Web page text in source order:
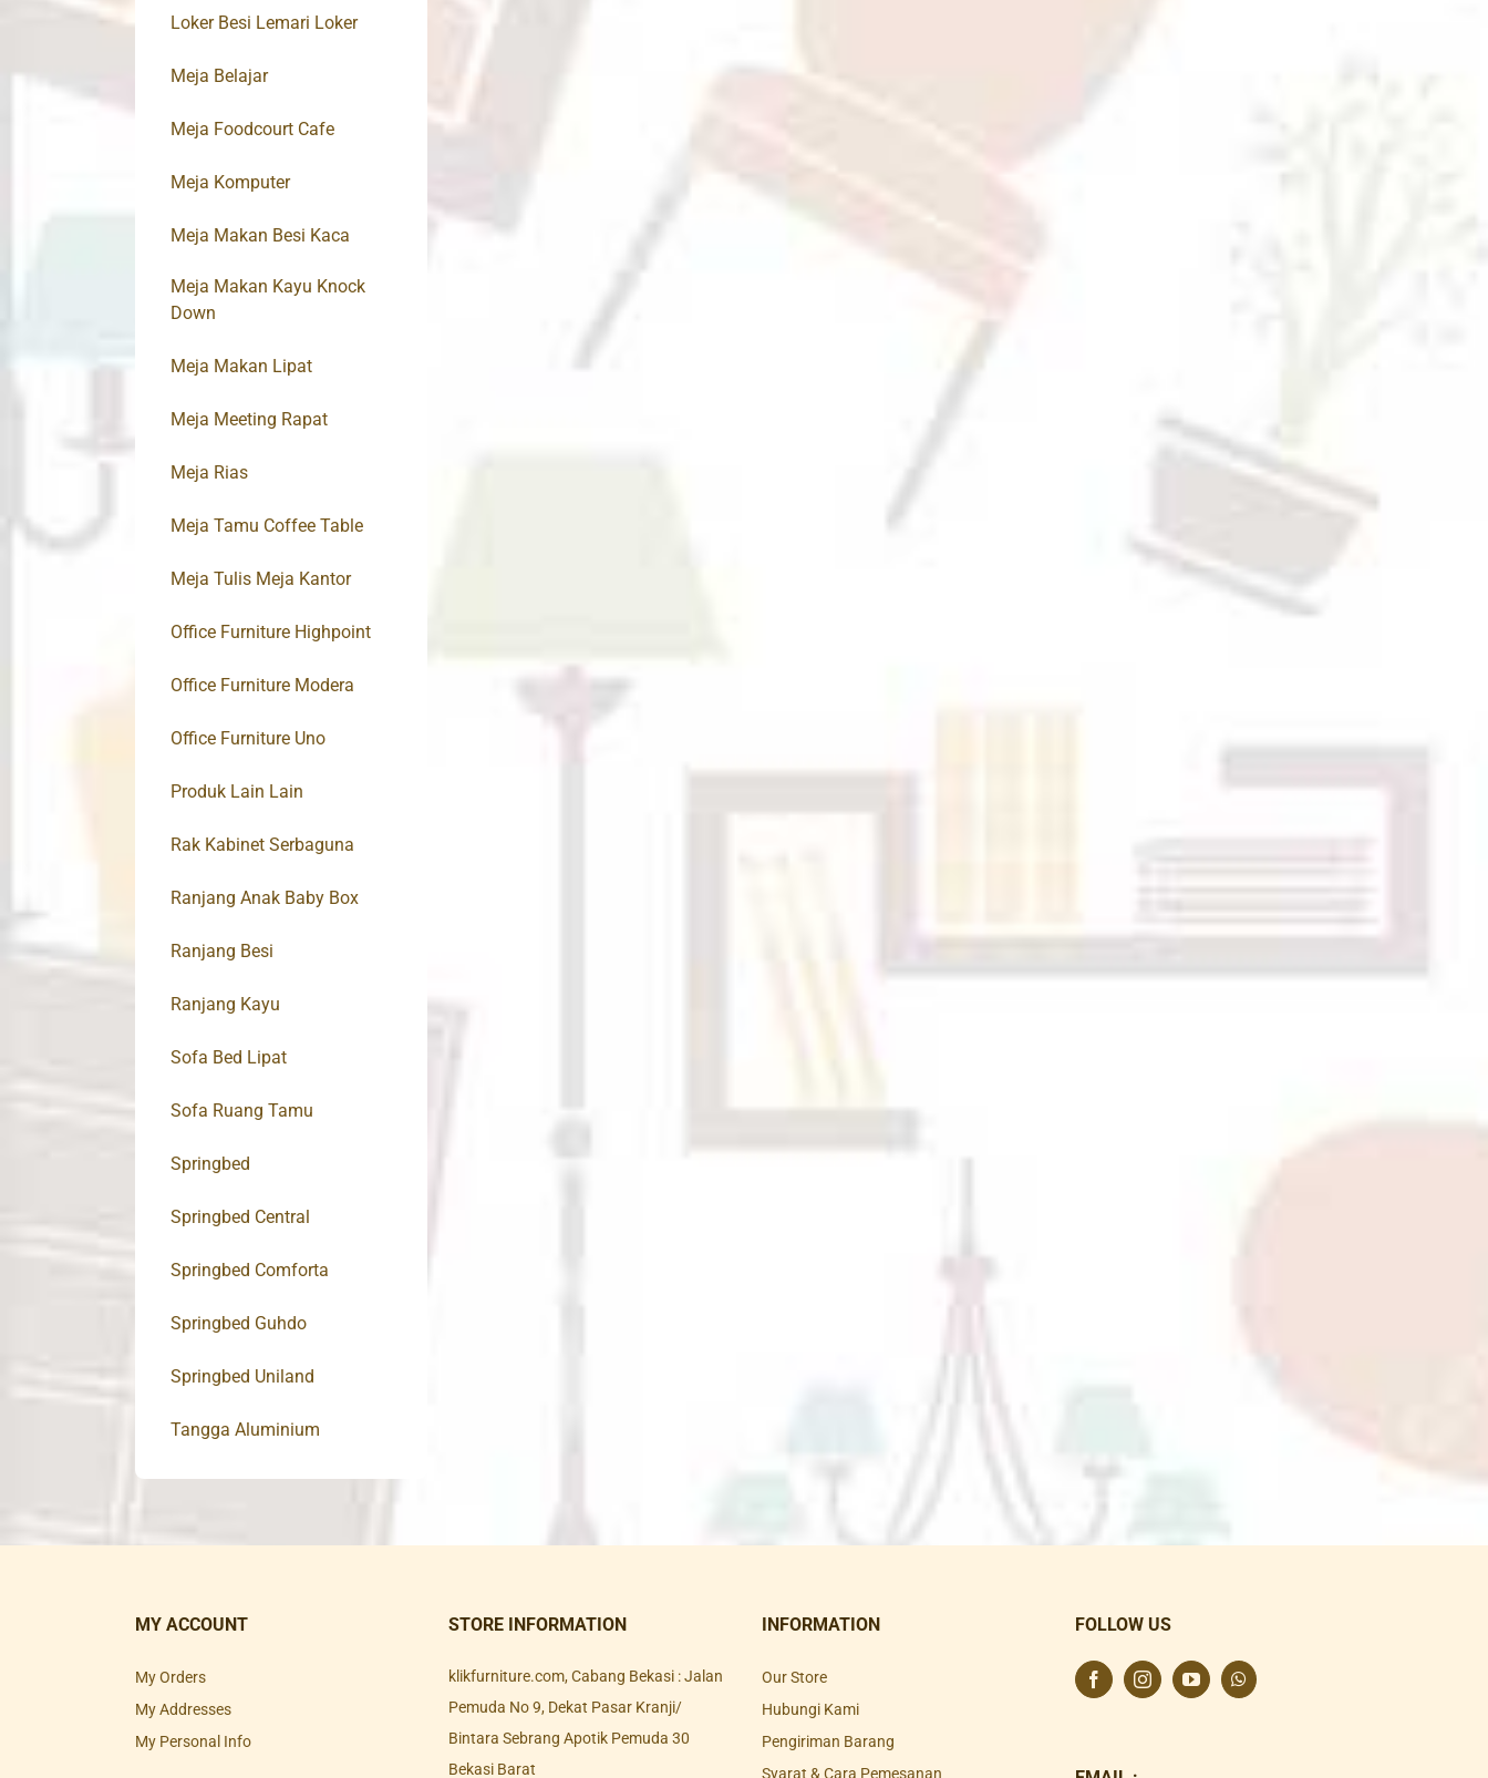
Loker Besi Lemari Loker
Meja Belajar
Meja Foodcourt Cafe
Meja Komputer
Meja Makan Besi Kaca
Meja Makan Kayu Knock
Down
Meja Makan Lipat
Meja Meeting Rapat
Meja Rias
Meja Tamu Coffee Table
Meja Tulis Meja Kantor
Office Furniture Highpoint
Office Furniture Modera
Office Furniture Uno
Produk Lain Lain
Rak Kabinet Serbaguna
Ranjang Anak Baby Box
Ranjang Besi
Ranjang Kayu
Sofa Bed Lipat
Sofa Ruang Tamu
Springbed
Springbed Central
Springbed Comforta
Springbed Guhdo
Springbed Uniland
Tangga Aluminium
MY ACCOUNT
My Orders
My Addresses
My Personal Info
STORE INFORMATION
klikfurniture.com, Cabang Bekasi : Jalan
Pemuda No 9, Dekat Pasar Kranji/
Bintara Sebrang Apotik Pemuda 30
Bekasi Barat
INFORMATION
Our Store
Hubungi Kami
Pengiriman Barang
Syarat & Cara Pemesanan
FOLLOW US